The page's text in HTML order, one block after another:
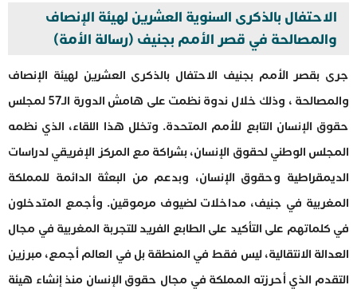
الاحتفال بالذكرى السنوية العشرين لهيئة الإنصاف
والمصالحة في قصر الأمم بجنيف (رسالة الأمة)
جرى بقصر الأمم بجنيف الاحتفال بالذكرى العشرين لهيئة الإنصاف
والمصالحة ، وذلك خلال ندوة نظمت على هامش الدورة الـ57 لمجلس
حقوق الإنسان التابع للأمم المتحدة. وتخلل هذا اللقاء، الذي نظمه
المجلس الوطني لحقوق الإنسان، بشراكة مع المركز الإفريقي لدراسات
الديمقراطية وحقوق الإنسان، وبدعم من البعثة الدائمة للمملكة
المغربية في جنيف، مداخلات لضيوف مرموقين. وأجمع المتدخلون
في كلماتهم على التأكيد على الطابع الفريد للتجربة المغربية في مجال
العدالة الانتقالية، ليس فقط في المنطقة بل في العالم أجمع، مبرزين
التقدم الذي أحرزته المملكة في مجال حقوق الإنسان منذ إنشاء هيئة